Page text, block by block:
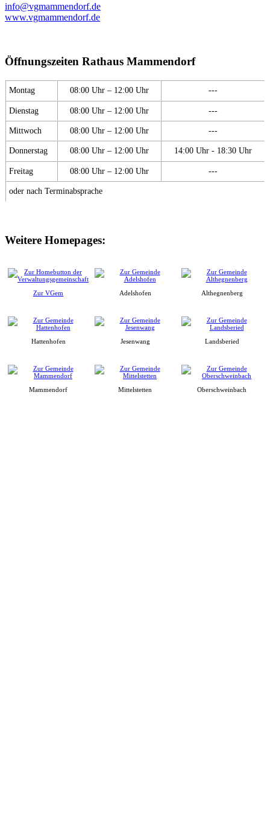
info@vgmammendorf.de
www.vgmammendorf.de
Öffnungszeiten Rathaus Mammendorf
Montag 08:00 Uhr – 12:00 Uhr ---
Dienstag 08:00 Uhr – 12:00 Uhr ---
Mittwoch 08:00 Uhr – 12:00 Uhr ---
Donnerstag 08:00 Uhr – 12:00 Uhr 14:00 Uhr - 18:30 Uhr
Freitag 08:00 Uhr – 12:00 Uhr ---
oder nach Terminabsprache
Weitere Homepages:
Zur VGem Adelshofen Althegnenberg
Hattenhofen Jesenwang Landsberied
Mammendorf Mittelstetten Oberschweinbach